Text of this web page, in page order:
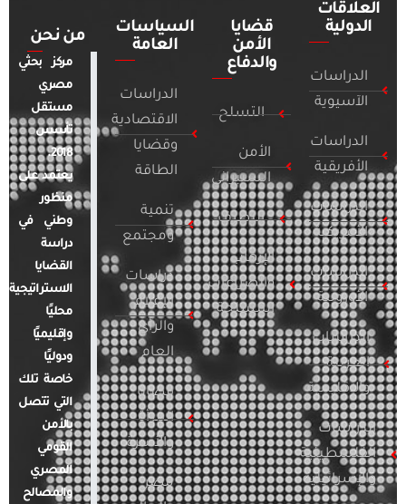
العلاقات
الدولية
الدراسات
الآسيوية
الدراسات
الأفريقية
الدراسات
الأمريكية
الدراسات
الأوروبية
الدراسات
العربية
والإقليمية
الدراسات
الفلسطينية
والإسرائيلية
قضايا
الأمن
والدفاع
التسلح
الأمن
السيبراني
التطرف
الإرهاب
والصراعات
المسلحة
السياسات
العامة
الدراسات
الاقتصادية
وقضايا
الطاقة
تنمية
ومجتمع
دراسات
الإعلام
والرأي
العام
قضايا
المرأة
والأسرة
مصر
من نحن
مركز بحثي
مصري
مستقل
تأسس
2018.
يعتمد على
منظور
وطني في
دراسة
القضايا
الاستراتيجية
محليًا
وإقليميًا
ودوليًا
خاصة تلك
التي تتصل
بالأمن
القومي
المصري
والمصالح